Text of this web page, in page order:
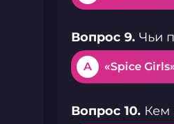
Вопрос 9. Чьи
A «Spice
Вопрос 10. Кем